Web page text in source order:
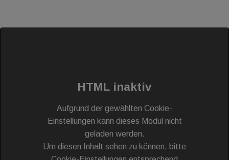
HTML inaktiv
Aufgrund der gewählten Cookie-
Einstellungen kann dieses Modul nicht
geladen werden.
Um diesen Inhalt sehen zu können, bitte